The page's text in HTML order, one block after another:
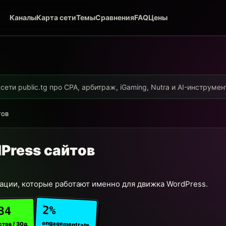
КаналыКарта сетиТемыСравненияFAQЦены
public.tg про CPA, арбитраж, iGaming, Nutra и AI-
сайтов
которые работают именно для движка WordPress.
/ 30д
2%
engagement rate